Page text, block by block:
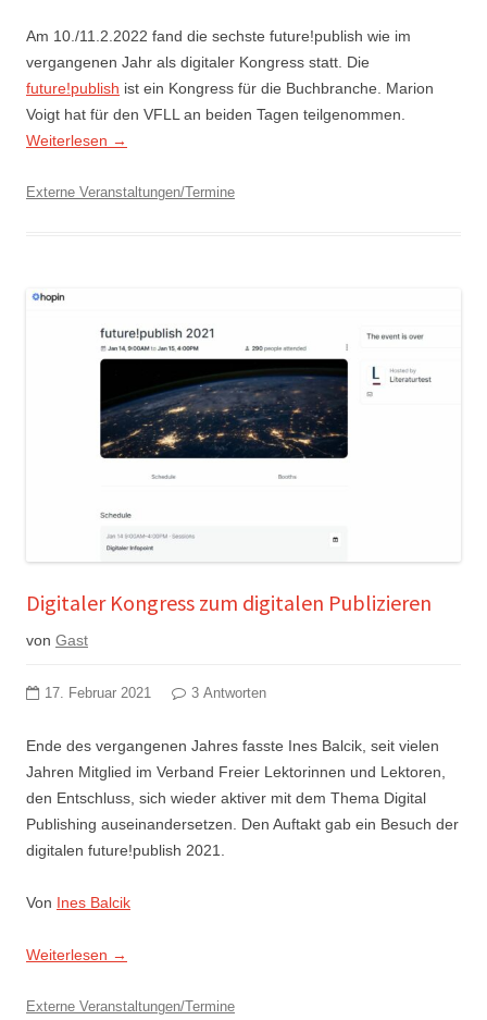
Am 10./11.2.2022 fand die sechste future!publish wie im
vergangenen Jahr als digitaler Kongress statt. Die
future!publish ist ein Kongress für die Buchbranche. Marion
Voigt hat für den VFLL an beiden Tagen teilgenommen.
Weiterlesen →
Externe Veranstaltungen/Termine
Digitaler Kongress zum digitalen Publizieren
von Gast
17. Februar 2021 3 Antworten
Ende des vergangenen Jahres fasste Ines Balcik, seit vielen
Jahren Mitglied im Verband Freier Lektorinnen und Lektoren,
den Entschluss, sich wieder aktiver mit dem Thema Digital
Publishing auseinandersetzen. Den Auftakt gab ein Besuch der
digitalen future!publish 2021.
Von Ines Balcik
Weiterlesen →
Externe Veranstaltungen/Termine